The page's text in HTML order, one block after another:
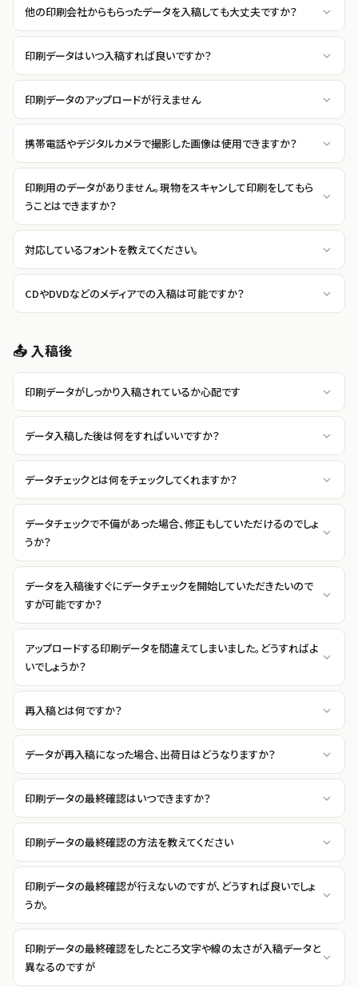
他の印刷会社からもらったデータを入稿しても大丈夫ですか？
印刷データはいつ入稿すれば良いですか？
印刷データのアップロードが行えません
携帯電話やデジタルカメラで撮影した画像は使用できますか？
印刷用のデータがありません。現物をスキャンして印刷をしてもら
うことはできますか？
対応しているフォントを教えてください。
CDやDVDなどのメディアでの入稿は可能ですか？
📤 入稿後
印刷データがしっかり入稿されているか心配です
データ入稿した後は何をすればいいですか？
データチェックとは何をチェックしてくれますか？
データチェックで不備があった場合、修正もしていただけるのでしょ
うか？
データを入稿後すぐにデータチェックを開始していただきたいので
すが可能ですか？
アップロードする印刷データを間違えてしまいました。どうすればよ
いでしょうか？
再入稿とは何ですか？
データが再入稿になった場合、出荷日はどうなりますか？
印刷データの最終確認はいつできますか？
印刷データの最終確認の方法を教えてください
印刷データの最終確認が行えないのですが、どうすれば良いでしょ
うか。
印刷データの最終確認をしたところ文字や線の太さが入稿データと
異なるのですが